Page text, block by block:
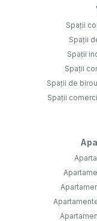
Spații
Spații
Spații
Spații
Spații de
Spații